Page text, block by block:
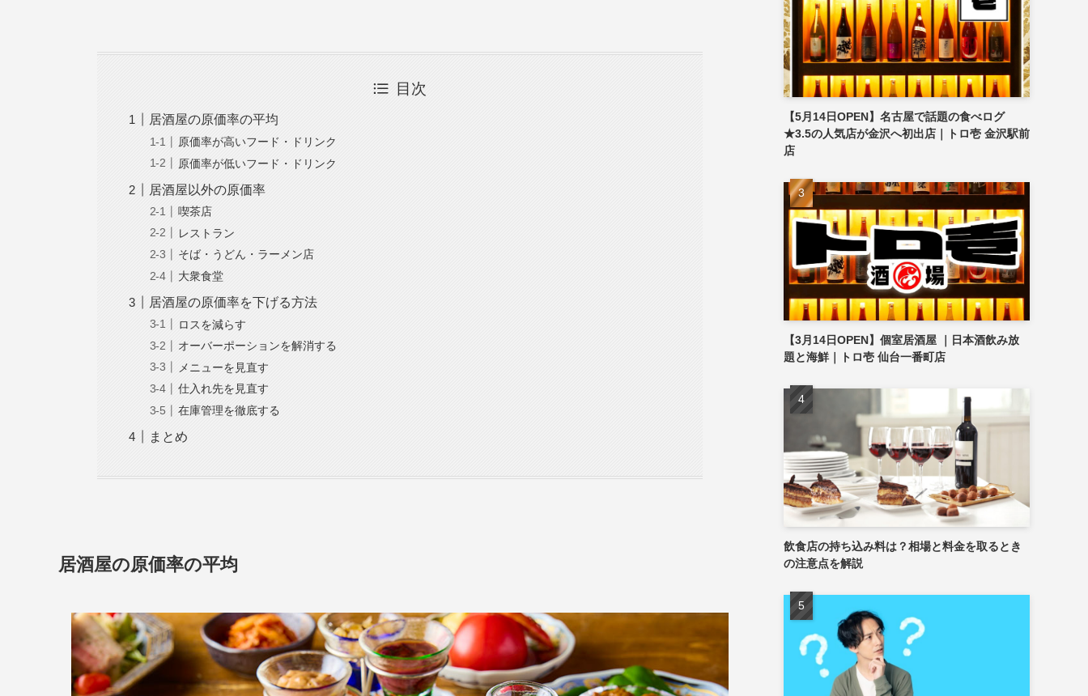
目次
居酒屋の原価率の平均
原価率が高いフード・ドリンク
原価率が低いフード・ドリンク
居酒屋以外の原価率
喫茶店
レストラン
そば・うどん・ラーメン店
大衆食堂
居酒屋の原価率を下げる方法
ロスを減らす
オーバーポーションを解消する
メニューを見直す
仕入れ先を見直す
在庫管理を徹底する
まとめ
居酒屋の原価率の平均
【5月14日OPEN】名古屋で話題の食べログ
★3.5の人気店が金沢へ初出店｜トロ壱 金沢駅前
店
【3月14日OPEN】個室居酒屋 ｜日本酒飲み放
題と海鮮｜トロ壱 仙台一番町店
飲食店の持ち込み料は？相場と料金を取るとき
の注意点を解説